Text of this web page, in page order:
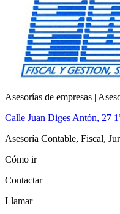
Asesorías de empresas |
Calle Juan Diges Antón, 27
Asesoría Contable, Fiscal,
Cómo ir
Contactar
Llamar